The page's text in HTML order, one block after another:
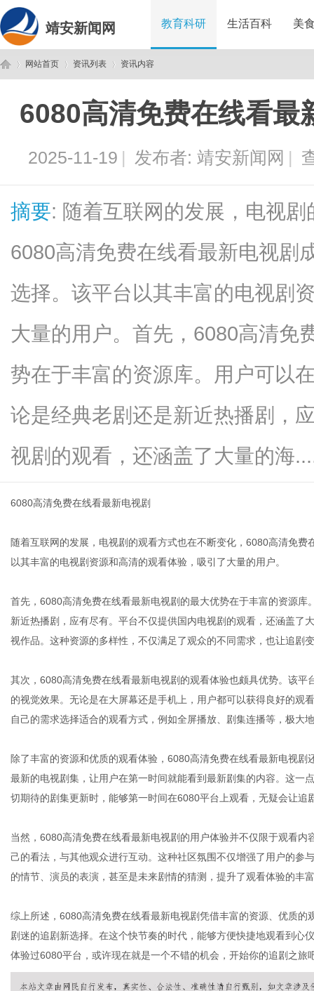
靖安新闻网 教育科研 生活百科 美
网站首页
›
资讯列表
›
资讯内容
6080高清免费在线看最
2025-11-19 | 发布者: 靖安新闻网 |
摘要: 随着互联网的发展，电视
6080高清免费在线看最新电视剧
选择。该平台以其丰富的电视剧
大量的用户。首先，6080高清免
势在于丰富的资源库。用户可以
论是经典老剧还是新近热播剧，
视剧的观看，还涵盖了大量的海
6080高清免费在线看最新电视剧
随着互联网的发展，电视剧的观看方式也在不断变化，6080高清免
以其丰富的电视剧资源和高清的观看体验，吸引了大量的用户。
首先，6080高清免费在线看最新电视剧的最大优势在于丰富的资源
新近热播剧，应有尽有。平台不仅提供国内电视剧的观看，还涵盖了
视作品。这种资源的多样性，不仅满足了观众的不同需求，也让追剧
其次，6080高清免费在线看最新电视剧的观看体验也颇具优势。该
的视觉效果。无论是在大屏幕还是手机上，用户都可以获得良好的观
自己的需求选择适合的观看方式，例如全屏播放、剧集连播等，极大
除了丰富的资源和优质的观看体验，6080高清免费在线看最新电视
最新的电视剧集，让用户在第一时间就能看到最新剧集的内容。这一
切期待的剧集更新时，能够第一时间在6080平台上观看，无疑会让追
当然，6080高清免费在线看最新电视剧的用户体验并不仅限于观看
己的看法，与其他观众进行互动。这种社区氛围不仅增强了用户的参
的情节、演员的表演，甚至是未来剧情的猜测，提升了观看体验的丰
综上所述，6080高清免费在线看最新电视剧凭借丰富的资源、优质
剧迷的追剧新选择。在这个快节奏的时代，能够方便快捷地观看到心
体验过6080平台，或许现在就是一个不错的机会，开始你的追剧之旅